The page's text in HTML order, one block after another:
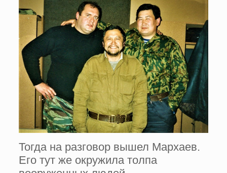
Тогда на разговор вышел Мархаев.
Его тут же окружила толпа